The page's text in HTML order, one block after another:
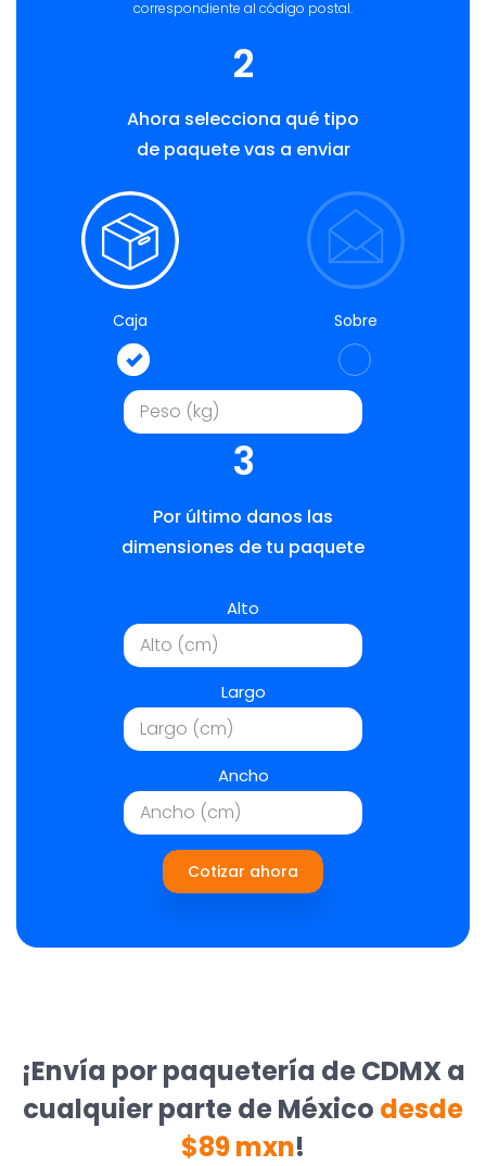
correspondiente al código postal.
2
Ahora selecciona qué tipo
de paquete vas a enviar
Caja Sobre
3
Por último danos las
dimensiones de tu paquete
Alto
Largo
Ancho
Cotizar ahora
¡Envía por paquetería de CDMX a
cualquier parte de México desde
$89 mxn!